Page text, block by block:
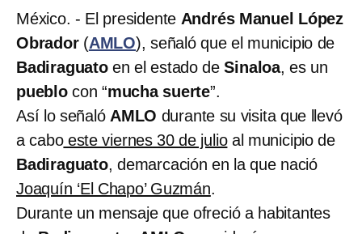
México. - El presidente Andrés Manuel López
Obrador (AMLO), señaló que el municipio de
Badiraguatoen el estado deSinaloa, es un
pueblocon “mucha suerte”.
Así lo señaló AMLO durante su visita que llevó
a caboeste viernes 30 de julioal municipio de
Badiraguato, demarcación en la que nació
Joaquín ‘El Chapo’ Guzmán.
Durante un mensaje que ofreció a habitantes